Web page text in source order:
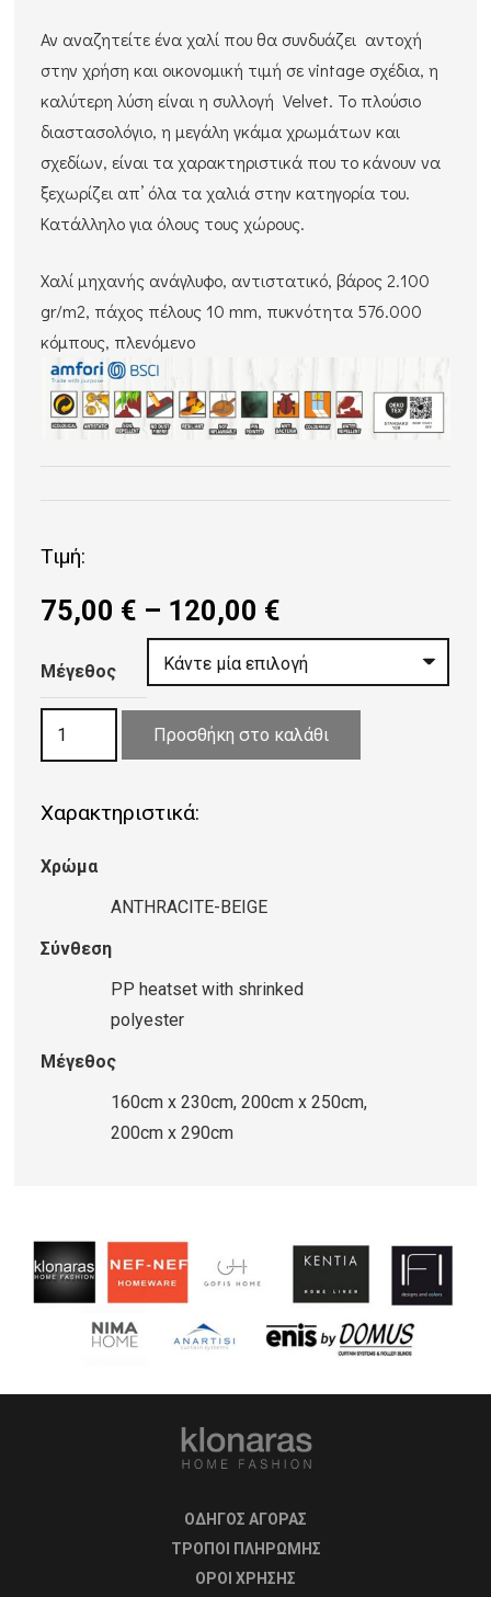
Αν αναζητείτε ένα χαλί που θα συνδυάζει αντοχή
στην χρήση και οικονομική τιμή σε vintage σχέδια, η
καλύτερη λύση είναι η συλλογή Velvet. Το πλούσιο
διαστασολόγιο, η μεγάλη γκάμα χρωμάτων και
σχεδίων, είναι τα χαρακτηριστικά που το κάνουν να
ξεχωρίζει απ’ όλα τα χαλιά στην κατηγορία του.
Κατάλληλο για όλους τους χώρους.
Χαλί μηχανής ανάγλυφο, αντιστατικό, βάρος 2.100
gr/m2, πάχος πέλους 10 mm, πυκνότητα 576.000
κόμπους, πλενόμενο
Τιμή:
75,00 € – 120,00 €
range:
75,00 €
120,00 €
Μέγεθος
Beige
Προσθήκη στο καλάθι
Χαρακτηριστικά:
Χρώμα
ANTHRACITE-BEIGE
Σύνθεση
PP heatset with shrinked
polyester
Μέγεθος
160cm x 230cm, 200cm x 250cm,
200cm x 290cm
ΟΔΗΓΟΣ ΑΓΟΡΑΣ
ΤΡΟΠΟΙ ΠΛΗΡΩΜΗΣ
OΡΟΙ ΧΡΗΣΗΣ